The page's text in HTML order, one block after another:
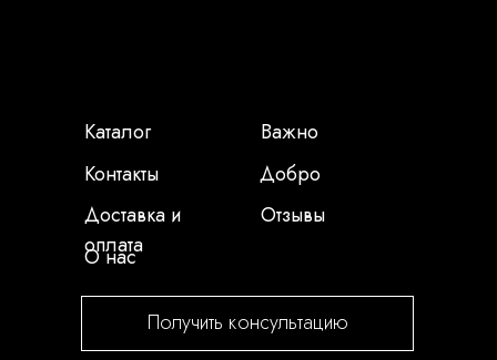
Каталог
Контакты
Доставка и
оплата
О нас
Важно
Добро
Отзывы
Получить консультацию